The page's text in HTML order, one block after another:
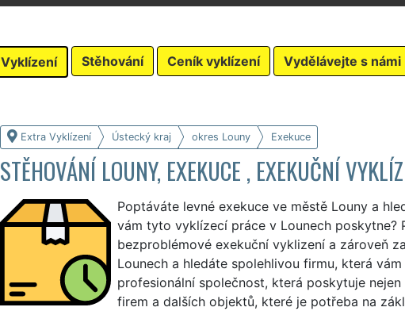
Vyklízení Stěhování Ceník vyklízení Vydělávejte s námi
Extra Vyklízení Ústecký kraj okres Louny Exekuce
STĚHOVÁNÍ LOUNY, EXEKUCE , EXEKUČNÍ
Poptáváte levné exekuce ve městě Louny a
vám tyto vyklízecí práce v Lounech poskytne?
bezproblémové exekuční vyklizení a zároveň
Lounech a hledáte spolehlivou firmu, která
profesionální společnost, která poskytuje
firem a dalších objektů, které je potřeba na